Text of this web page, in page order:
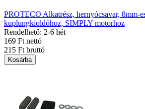
PROTECO Alkatrész, hernyócsavar, 8mm-
kuplungkioldóhoz, SIMPLY motorhoz
Rendelhető: 2-6 hét
169 Ft nettó
215 Ft bruttó
Kosárba